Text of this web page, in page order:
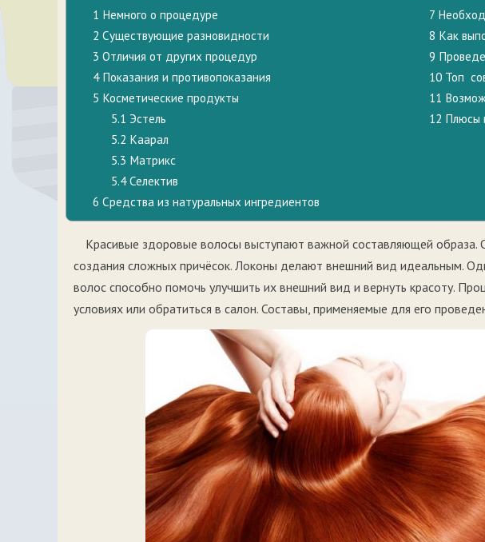
1 Немного о процедуре
2 Существующие разновидности
3 Отличия от других процедур
4Показания и противопоказания
5 Косметические продукты
5.1 Эстель
5.2 Каарал
5.3 Матрикс
5.4Селектив
6 Средства из натуральных ингредиентов
7
8 Как
9
10Топ
11
12 Плюсы
Красивые здоровые волосы выступают важной составляющей образа.
создания сложных причёсок. Локоны делают внешний вид идеальным.
волос способно помочь улучшить их внешний вид и вернуть красоту.
условиях или обратиться в салон. Составы, применяемые для его